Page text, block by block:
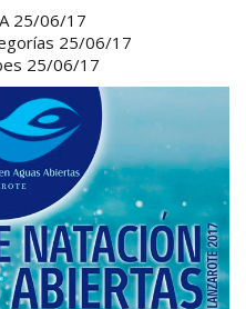
25/06/17
25/06/17
25/06/17